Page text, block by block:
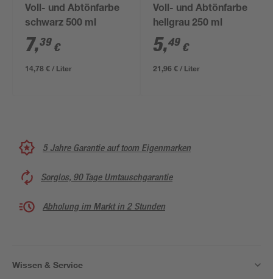
Voll- und Abtönfarbe
schwarz 500 ml
7,39 €
14,78 € / Liter
Voll- und Abtönfarbe
hellgrau 250 ml
5,49 €
21,96 € / Liter
5 Jahre Garantie auf toom Eigenmarken
Sorglos, 90 Tage Umtauschgarantie
Abholung im Markt in 2 Stunden
Wissen & Service